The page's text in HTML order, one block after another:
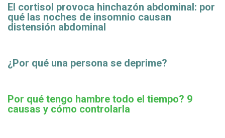
El cortisol provoca hinchazón abdominal: por
qué las noches de insomnio causan
distensión abdominal
¿Por qué una persona se deprime?
Por qué tengo hambre todo el tiempo? 9
causas y cómo controlarla